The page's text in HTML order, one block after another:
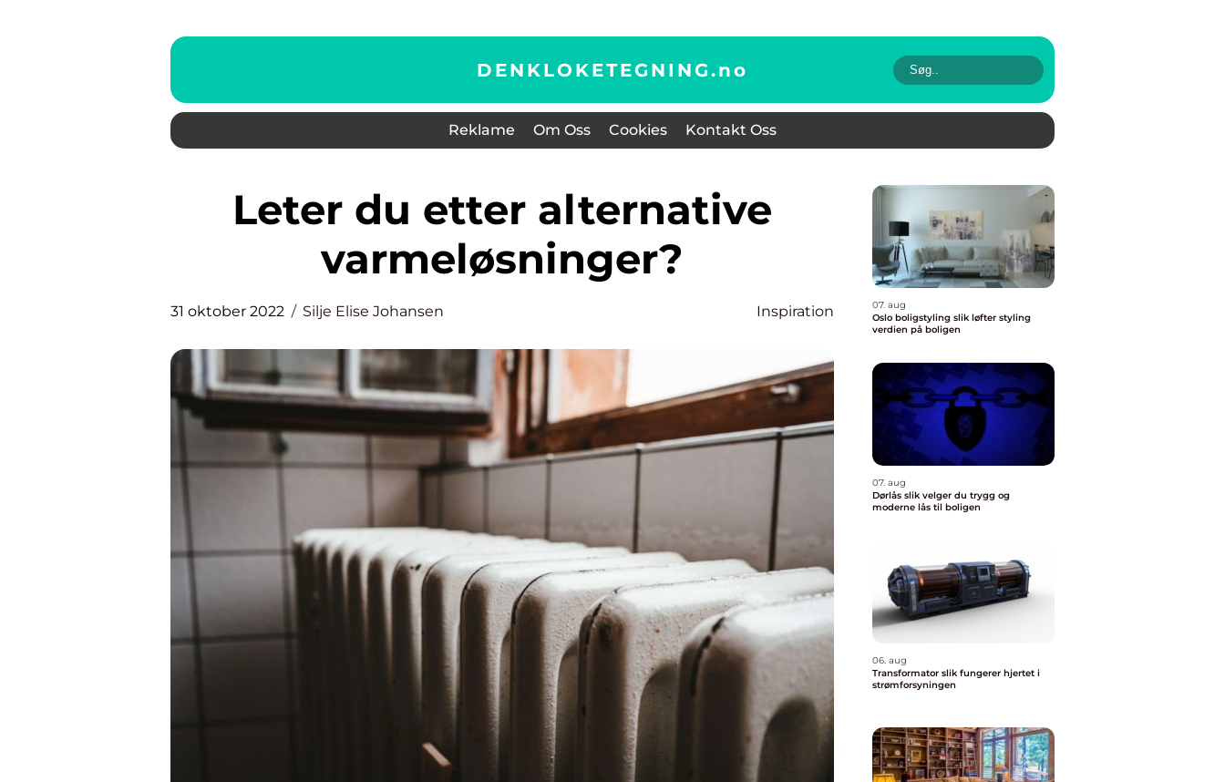
DENKLOKETEGNING.no
Reklame Om Oss Cookies Kontakt Oss
Leter du etter alternative
varmeløsninger?
31 oktober 2022 Silje Elise Johansen Inspiration
07. aug
Oslo boligstyling slik løfter styling
verdien på boligen
07. aug
Dørlås slik velger du trygg og
moderne lås til boligen
06. aug
Transformator slik fungerer hjertet i
strømforsyningen